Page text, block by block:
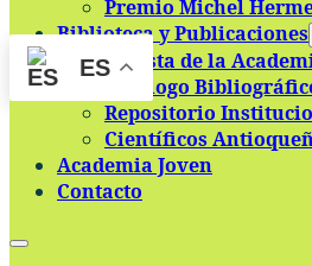
Skip to main contentSkip to footer
ES
Premio Michel
Biblioteca y Publicaciones
Revista de la
Catálogo
Repositorio
Científicos
Academia Joven
Contacto